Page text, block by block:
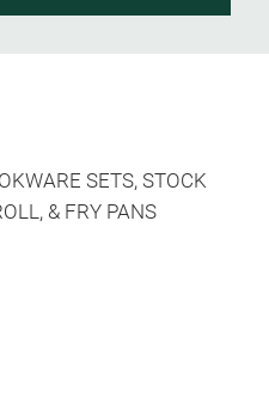
SETS, STOCK
& FRY PANS